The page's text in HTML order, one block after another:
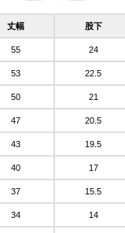
丈幅 股下
55 24
53 22.5
50 21
47 20.5
43 19.5
40 17
37 15.5
34 14